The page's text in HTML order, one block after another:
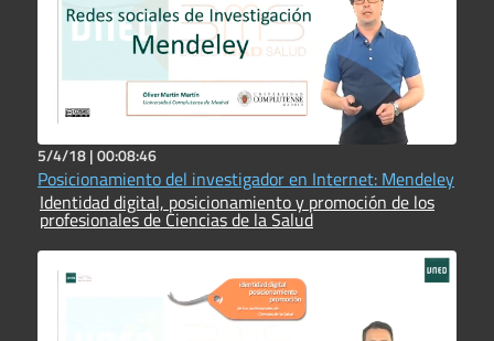
5/4/18 |00:08:46
Posicionamiento del investigador en Internet: Mendeley
Identidad digital, posicionamiento y promoción de los
profesionales de Ciencias de la Salud